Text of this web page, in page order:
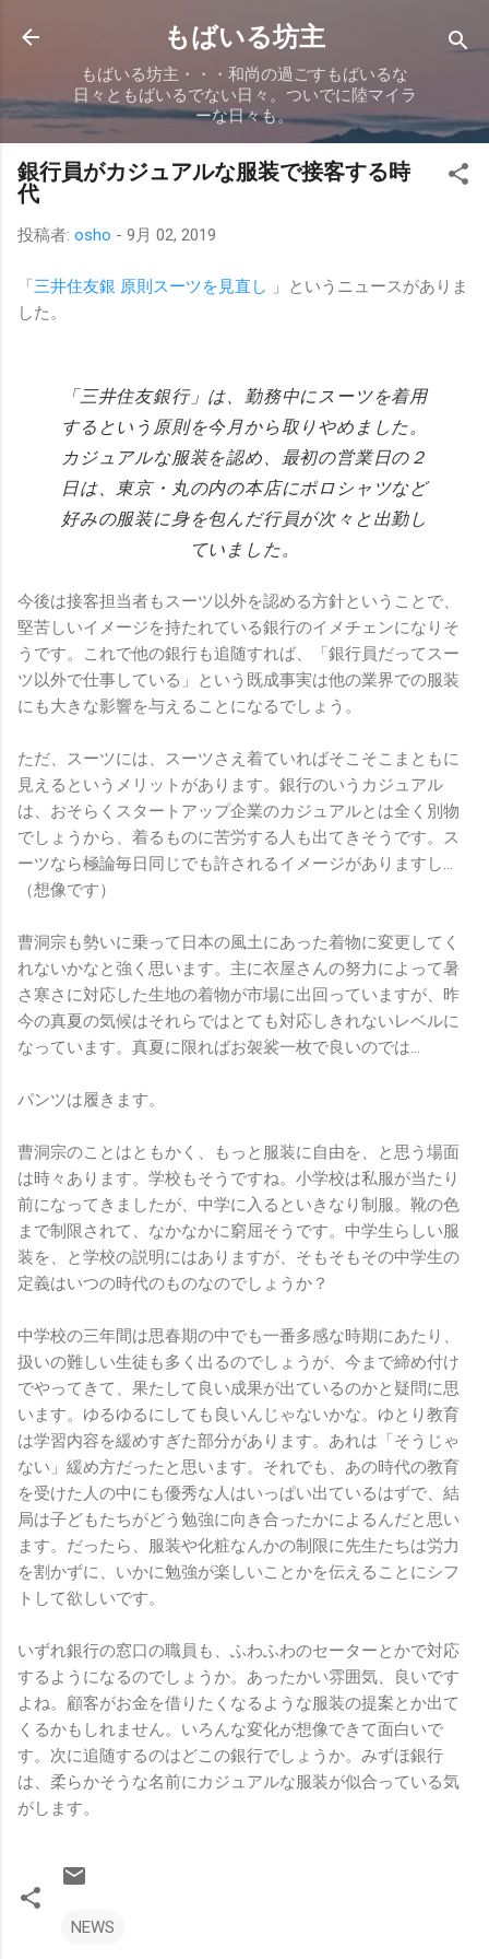
スキップしてメイン コンテンツに移動
もばいる坊主
もばいる坊主・・・和尚の過ごすもばいるな
日々ともばいるでない日々。ついでに陸マイラ
ーな日々も。
銀行員がカジュアルな服装で接客する時
代
投稿者: osho - 9月 02, 2019
「三井住友銀 原則スーツを見直し
」というニュースがありま
した。
「三井住友銀行」は、勤務中にスーツを着用
するという原則を今月から取りやめました。
カジュアルな服装を認め、最初の営業日の２
日は、東京・丸の内の本店にポロシャツなど
好みの服装に身を包んだ行員が次々と出勤し
ていました。
今後は接客担当者もスーツ以外を認める方針ということで、
堅苦しいイメージを持たれている銀行のイメチェンになりそ
うです。これで他の銀行も追随すれば、「銀行員だってスー
ツ以外で仕事している」という既成事実は他の業界での服装
にも大きな影響を与えることになるでしょう。
ただ、スーツには、スーツさえ着ていればそこそこまともに
見えるというメリットがあります。銀行のいうカジュアル
は、おそらくスタートアップ企業のカジュアルとは全く別物
でしょうから、着るものに苦労する人も出てきそうです。ス
ーツなら極論毎日同じでも許されるイメージがありますし…
（想像です）
曹洞宗も勢いに乗って日本の風土にあった着物に変更してく
れないかなと強く思います。主に衣屋さんの努力によって暑
さ寒さに対応した生地の着物が市場に出回っていますが、昨
今の真夏の気候はそれらではとても対応しきれないレベルに
なっています。真夏に限ればお袈裟一枚で良いのでは…
パンツは履きます。
曹洞宗のことはともかく、もっと服装に自由を、と思う場面
は時々あります。学校もそうですね。小学校は私服が当たり
前になってきましたが、中学に入るといきなり制服。靴の色
まで制限されて、なかなかに窮屈そうです。中学生らしい服
装を、と学校の説明にはありますが、そもそもその中学生の
定義はいつの時代のものなのでしょうか？
中学校の三年間は思春期の中でも一番多感な時期にあたり、
扱いの難しい生徒も多く出るのでしょうが、今まで締め付け
でやってきて、果たして良い成果が出ているのかと疑問に思
います。ゆるゆるにしても良いんじゃないかな。ゆとり教育
は学習内容を緩めすぎた部分があります。あれは「そうじゃ
ない」緩め方だったと思います。それでも、あの時代の教育
を受けた人の中にも優秀な人はいっぱい出ているはずで、結
局は子どもたちがどう勉強に向き合ったかによるんだと思い
ます。だったら、服装や化粧なんかの制限に先生たちは労力
を割かずに、いかに勉強が楽しいことかを伝えることにシフ
トして欲しいです。
いずれ銀行の窓口の職員も、ふわふわのセーターとかで対応
するようになるのでしょうか。あったかい雰囲気、良いです
よね。顧客がお金を借りたくなるような服装の提案とか出て
くるかもしれません。いろんな変化が想像できて面白いで
す。次に追随するのはどこの銀行でしょうか。みずほ銀行
は、柔らかそうな名前にカジュアルな服装が似合っている気
がします。
NEWS